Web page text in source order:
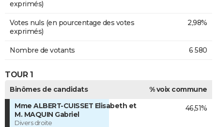
exprimés)
Votes nuls (en pourcentage des votes
exprimés)
2,98%
Nombre de votants 6 580
TOUR 1
Binômes de candidats
% voix commune
Mme ALBERT-CUISSET Elisabeth et
M. MAQUIN Gabriel
Divers droite
46,51%